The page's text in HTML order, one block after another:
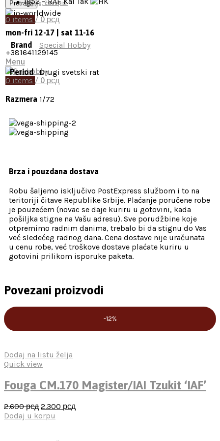
Pretraga
mon-fri 12-17 | sat 11-16
+381641129145
Menu
0 items / 0 рсд
Knjige, časopisi
0 items / 0 рсд
Brand Special Hobby
Period Drugi svetski rat
Razmera 1/72
Brza i pouzdana dostava
Robu šaljemo isključivo PostExpress službom i to na
teritoriji čitave Republike Srbije. Plaćanje poručene robe
je pouzećem (novac se daje kuriru u gotovini, kada
pošiljka stigne na Vašu adresu). Sve porudžbine koje
otpremimo radnim danima, trebalo bi da stignu do Vas
već sledećeg radnog dana. Cena dostave nije uračunata
u cenu robe, već troškove dostave plaćate kuriru u
gotovini prilikom isporuke paketa.
Povezani proizvodi
-12%
Dodaj na listu želja
Quick view
Fouga CM.170 Magister/IAI Tzukit ‘IAF’
2.600рсд 2.300 рсд
Dodaj u korpu